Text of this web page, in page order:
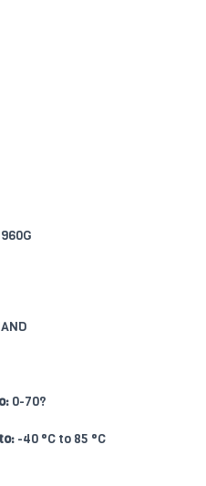
0-70?
-40 °C to 85 °C